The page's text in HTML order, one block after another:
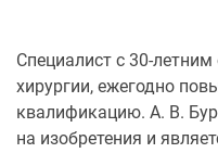
Специалист с 30-
хирургии, ежегодно
квалификацию. А. В.
на изобретения и